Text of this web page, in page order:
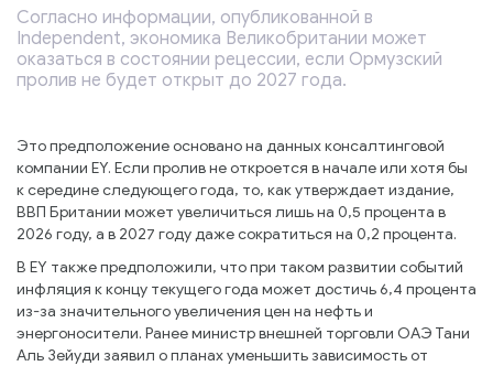
Согласно информации, опубликованной в
Independent, экономика Великобритании может
оказаться в состоянии рецессии, если Ормузский
пролив не будет открыт до 2027 года.
Это предположение основано на данных консалтинговой
компании EY. Если пролив не откроется в начале или хотя бы
к середине следующего года, то, как утверждает издание,
ВВП Британии может увеличиться лишь на 0,5 процента в
2026 году, а в 2027 году даже сократиться на 0,2 процента.
В EY также предположили, что при таком развитии событий
инфляция к концу текущего года может достичь 6,4 процента
из-за значительного увеличения цен на нефть и
энергоносители. Ранее министр внешней торговли ОАЭ Тани
Аль Зейуди заявил о планах уменьшить зависимость от